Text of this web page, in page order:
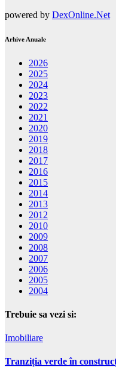
powered by DexOnline.Net
Arhive Anuale
2026
2025
2024
2023
2022
2021
2020
2019
2018
2017
2016
2015
2014
2013
2012
2010
2009
2008
2007
2006
2005
2004
Trebuie sa vezi si:
Imobiliare
Tranziția verde în